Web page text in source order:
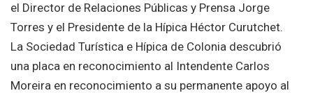
el Director de Relaciones Públicas y Prensa Jorge
Torres y el Presidente de la Hípica Héctor Curutchet.
La Sociedad Turística e Hípica de Colonia descubrió
una placa en reconocimiento al Intendente Carlos
Moreira en reconocimiento a su permanente apoyo al